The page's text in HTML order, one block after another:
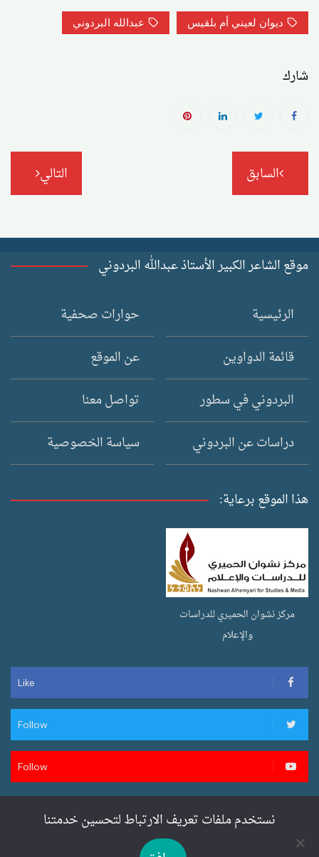
ديوان لعيني أم بلقيس عبدالله البردوني
شارك
تصفّح
المقالات
السابق التالي
موقع الشاعر الكبير الأستاذ عبدالله البردوني
الرئيسية
قائمة الدواوين
البردوني في سطور
دراسات عن البردوني
حوارات صحفية
عن الموقع
تواصل معنا
سياسة الخصوصية
هذا الموقع برعاية:
مركز نشوان الحميري للدراسات
والإعلام
Like
Follow
Follow
تصميم وتطوير سنان ويب لخدمات المواقع
نستخدم ملفات تعريف الارتباط لتحسين خدمتنا